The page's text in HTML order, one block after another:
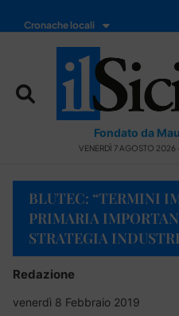
Cronache locali
Fondato da
VENERDÌ 7 AGOSTO 2026
BLUTEC: “TERMINI
PRIMARIA
STRATEGIA
Redazione
venerdì 8 Febbraio 2019